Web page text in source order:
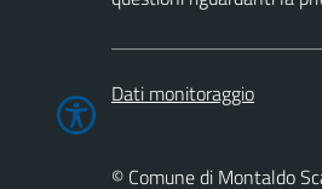
Dati monitoraggio
© Comune di Montaldo